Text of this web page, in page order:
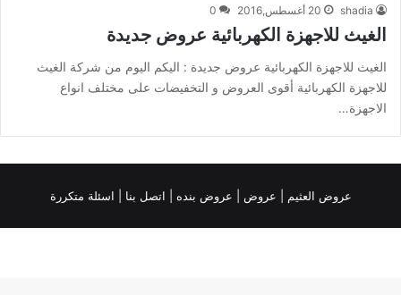
shadia 20 أغسطس,2016 0
الغيث للاجهزة الكهربائية عروض جديدة
الغيث للاجهزة الكهربائية عروض جديدة : اليكم اليوم من شركة الغيث
للاجهزة الكهربائية أقوى العروض و التخفيضات على مختلف انواع
الاجهزة…
عروض العثيم عروض عروض بنده | اتصل بنا | اسئلة متكررة